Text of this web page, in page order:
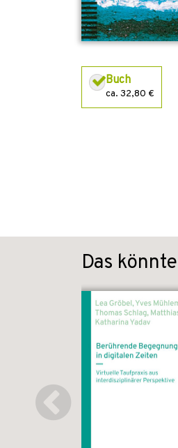
Buch
ca. 32,80 €
Das